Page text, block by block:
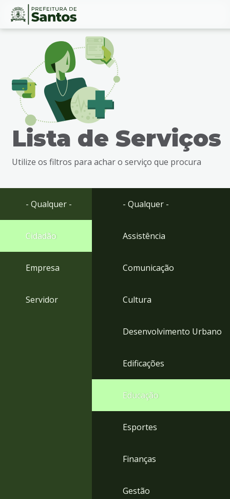
Ir
busca
Ir
rodapé
Conteúdo
Lista de Serviços
Utilize os filtros para achar o serviço que procura
- Qualquer -
Cidadão
Empresa
Servidor
- Qualquer -
Assistência
Comunicação
Cultura
Desenvolvimento Urbano
Edificações
Educação
Esportes
Finanças
Gestão